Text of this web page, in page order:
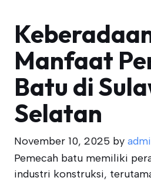
Manfaat
Batu di
Selatan
November 10, 2025 by
Pemecah batu memiliki
industri konstruksi,